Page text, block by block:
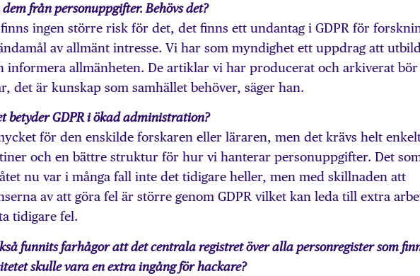
från personuppgifter. Behövs det?
ingen större risk för det, det finns ett undantag i GDPR för
av allmänt intresse. Vi har som myndighet ett uppdrag att
informera allmänheten. De artiklar vi har producerat och arkiverat bör
det är kunskap som samhället behöver, säger han.
betyder GDPR i ökad administration?
för den enskilde forskaren eller läraren, men det krävs helt
och en bättre struktur för hur vi hanterar personuppgifter. Det
nu var i många fall inte det tidigare heller, men med skillnaden att
av att göra fel är större genom GDPR vilket kan leda till extra
tidigare fel.
funnits farhågor att det centrala registret över alla personregister som
skulle vara en extra ingång för hackare?